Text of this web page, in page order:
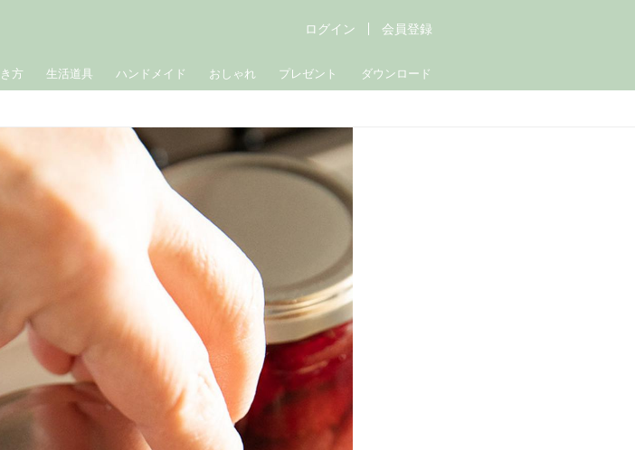
方 生活道具 ハンドメイド おしゃれ プレゼント ダウンロード
ログイン 会員登録